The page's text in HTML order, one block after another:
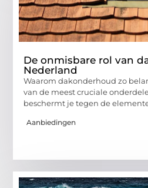
De onmisbare rol van
Nederland
Waarom dakonderhoud zo
van de meest cruciale
beschermt je tegen de
Aanbiedingen